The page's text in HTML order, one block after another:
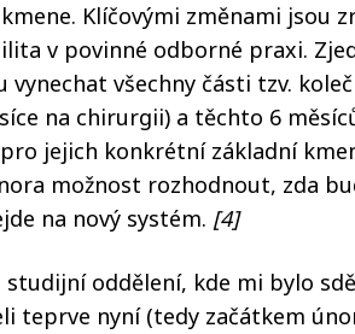
Klíčovými změnami jsou
v povinné odborné praxi.
všechny části tzv.
na chirurgii) a těchto 6
jejich konkrétní základní
možnost rozhodnout, zda
na nový systém. [4]
oddělení, kde mi bylo
teprve nyní (tedy začátkem